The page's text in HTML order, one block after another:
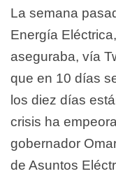
La semana
Energía
aseguraba, vía
que en 10 días
los diez días
crisis ha
gobernador
de Asuntos